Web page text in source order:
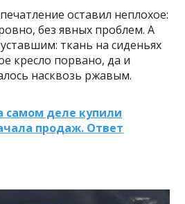
оставил неплохое:
без явных проблем. А
ткань на сиденьях
кресло порвано, да и
насквозь ржавым.
самом деле купили
продаж. Ответ